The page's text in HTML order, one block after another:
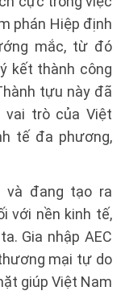
phán Hiệp định
mắc, từ đó
kết thành công
tựu này đã
trò của Việt
tế đa phương,
và đang tạo ra
với nền kinh tế,
Gia nhập AEC
mại tự do
giúp Việt Nam